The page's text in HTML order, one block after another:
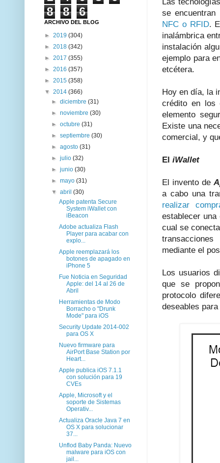
Las
se
NFC o RFID.
inalámbrica
instalación
ejemplo para
etcétera.
Hoy en día, la
crédito en los
elemento
Existe una
comercial, y
El iWallet
El invento de
a cabo una
realizar
establecer
cual se
mediante el
Los usuarios
que se
protocolo
deseables
8
8 6
ARCHIVO DEL BLOG
► 2019 (304)
► 2018 (342)
► 2017 (355)
► 2016 (357)
► 2015 (358)
▼ 2014 (366)
►diciembre(31)
►noviembre(30)
►octubre(31)
►septiembre(30)
►agosto(31)
►julio(32)
►junio(30)
►mayo(31)
▼abril(30)
Apple patenta Secure
System iWallet con
iBeacon
Adobe actualiza Flash
Player para acabar con
explo...
Apple reemplazará los
botones de apagado en
iPhone 5
Fue Noticia en Seguridad
Apple: del 14 al 26 de
Abril
Herramientas de Modo
Borracho o "Drunk
Mode" para iOS
Security Update 2014-002
para OS X
Nuevo firmware para
AirPort Base Station por
Heart...
Apple publica iOS 7.1.1
con solución para 19
CVEs
Apple, Microsoft y el
soporte de Sistemas
Operativ...
Actualiza Oracle Java 7 en
OS X para solucionar
37...
Unflod Baby Panda: Nuevo
malware para iOS con
jail...